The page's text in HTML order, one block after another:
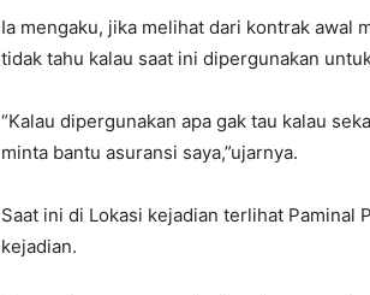
Ia mengaku, jika melihat dari kontrak awal
tidak tahu kalau saat ini dipergunakan
“Kalau dipergunakan apa gak tau kalau
minta bantu asuransi saya,”ujarnya.
Saat ini di Lokasi kejadian terlihat Paminal
kejadian.